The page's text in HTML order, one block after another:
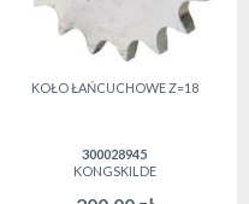
KOŁO ŁAŃCUCHOWE Z=18
300028945
KONGSKILDE